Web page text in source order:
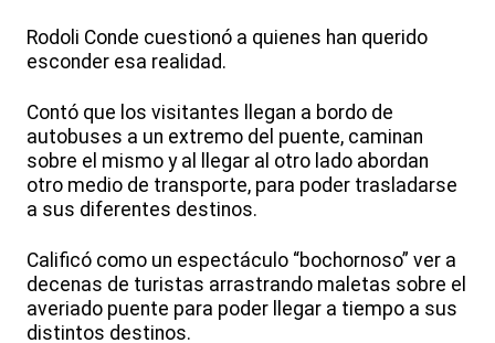
Rodoli Conde cuestionó a quienes han querido
esconder esa realidad.
Contó que los visitantes llegan a bordo de
autobuses a un extremo del puente, caminan
sobre el mismo y al llegar al otro lado abordan
otro medio de transporte, para poder trasladarse
a sus diferentes destinos.
Calificó como un espectáculo “bochornoso” ver a
decenas de turistas arrastrando maletas sobre el
averiado puente para poder llegar a tiempo a sus
distintos destinos.